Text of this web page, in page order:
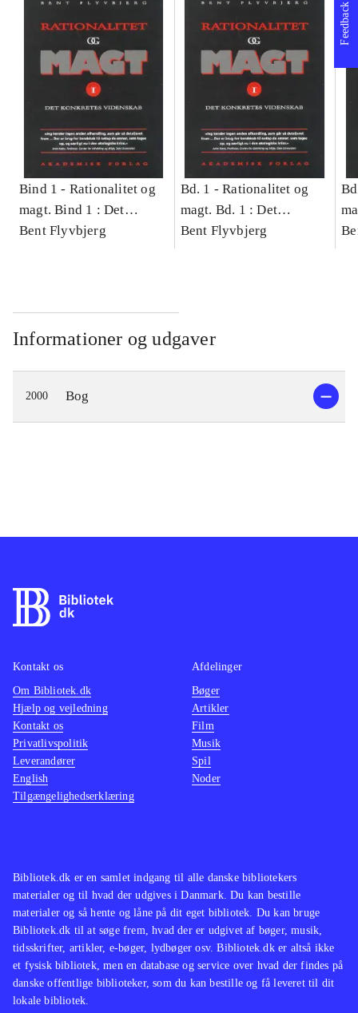
Bind 1 - Rationalitet og
magt. Bind 1 : Det
konkretes videnskab
Bent Flyvbjerg
Bd. 1 -Rationalitet og
magt. Bd. 1 : Det
konkretes videnskab
Bent Flyvbjerg
Informationer og udgaver
2000 Bog
Feedback
Bibliotek.dk er en samlet indgang til alle danske bibliotekers
materialer og til hvad der udgives i Danmark. Du kan bestille
materialer og så hente og låne på dit eget bibliotek. Du kan bruge
Bibliotek.dk til at søge frem, hvad der er udgivet af bøger, musik,
tidsskrifter, artikler, e-bøger, lydbøger osv. Bibliotek.dk er altså ikke
et fysisk bibliotek, men en database og service over hvad der findes på
danske offentlige biblioteker, som du kan bestille og få leveret til dit
lokale bibliotek.
Kontakt os
Om Bibliotek.dk
Hjælp og vejledning
Kontakt os
Privatlivspolitik
Leverandører
English
Tilgængelighedserklæring
Afdelinger
Bøger
Artikler
Film
Musik
Spil
Noder